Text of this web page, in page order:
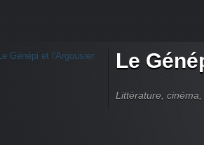
Le
Littérature,